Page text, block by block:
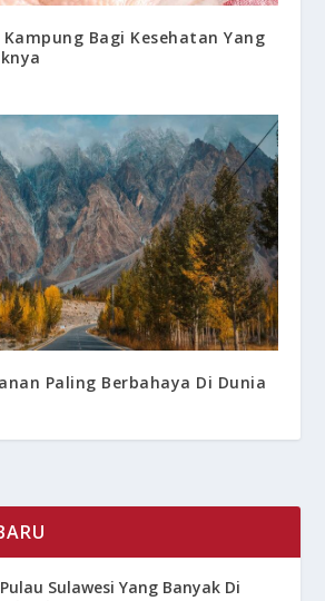
Bagi Kesehatan Yang
Paling Berbahaya Di Dunia
Sulawesi Yang Banyak Di